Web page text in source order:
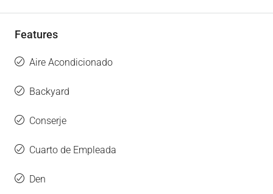
Features
Aire Acondicionado
Backyard
Conserje
Cuarto de Empleada
Den